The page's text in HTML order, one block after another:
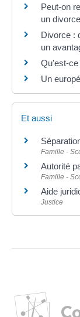
Peut-on
un
Divorce :
un
Qu'est-ce
Un
Et aussi
Famille -
Autorité
Famille -
Aide
Justice